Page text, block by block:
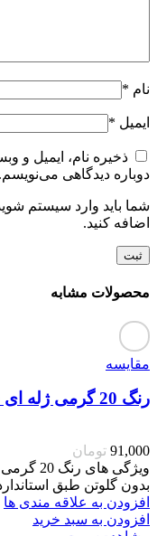
نام *
ایمیل *
ذخیره نام، ایمیل و
دوباره دیدگاهی می‌نویسم.
شما باید وارد سیستم
اضافه کنید.
محصولات مشابه
مقایسه
رنگ 20 گرمی ژله ای شف مستر رنگ بدن
91,000 تومان
ویژگی
بدون گلوتن طبق
افزودن به علاقه مندی ها
افزودن به سبد خرید